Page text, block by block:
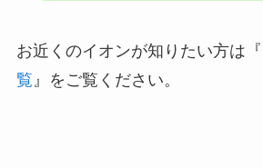
お近くのイオンが知りたい方は『
覧』をご覧ください。